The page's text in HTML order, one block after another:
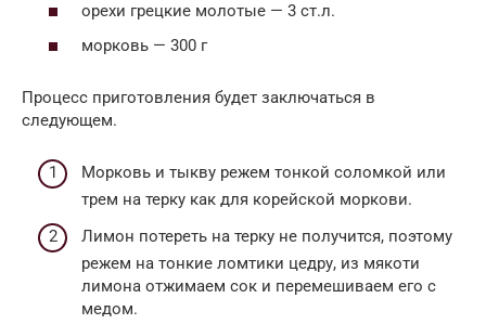
орехи грецкие молотые — 3 ст.л.
морковь — 300 г
Процесс приготовления будет заключаться в
следующем.
Морковь и тыкву режем тонкой соломкой или
трем на терку как для корейской моркови.
Лимон потереть на терку не получится, поэтому
режем на тонкие ломтики цедру, из мякоти
лимона отжимаем сок и перемешиваем его с
медом.